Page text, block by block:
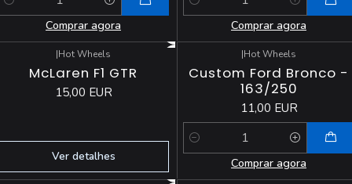
Comprar agora
Quantidade
Comprar agora
|Hot Wheels
McLaren F1 GTR
15,00 EUR
Ver detalhes
|Hot Wheels
Custom Ford Bronco -
163/250
11,00 EUR
Quantidade
Comprar agora